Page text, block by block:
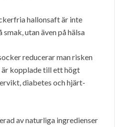
hallonsaft är inte
utan även på hälsa
reducerar man risken
kopplade till ett högt
diabetes och hjärt-
av naturliga ingredienser